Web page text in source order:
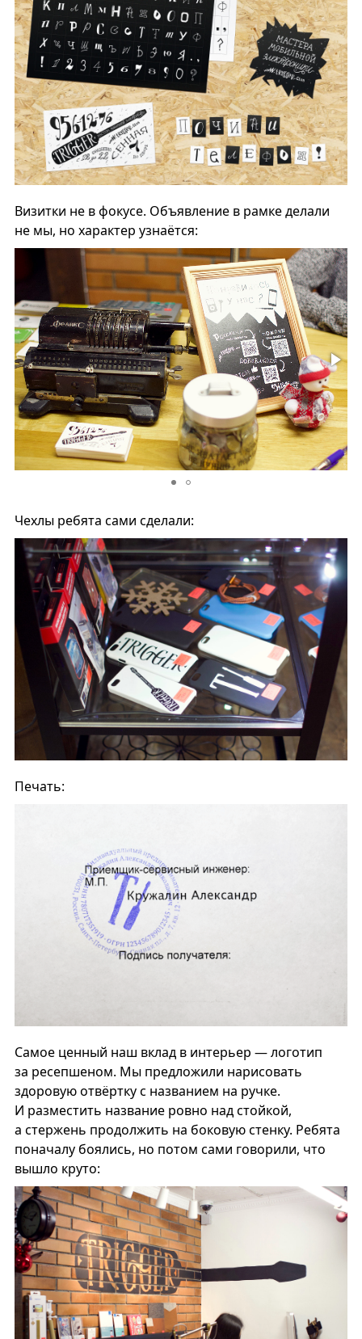
Визитки не в фокусе. Объявление в рамке делали
не мы, но характер узнаётся:
Чехлы ребята сами сделали:
Печать:
Самое ценный наш вклад в интерьер — логотип
за ресепшеном. Мы предложили нарисовать
здоровую отвёртку с названием на ручке.
И разместить название ровно над стойкой,
а стержень продолжить на боковую стенку. Ребята
поначалу боялись, но потом сами говорили, что
вышло круто: